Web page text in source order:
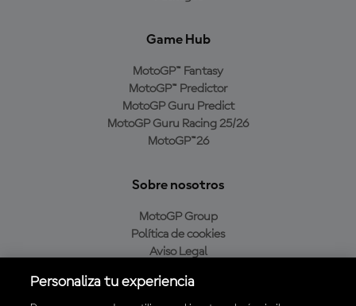
Game Hub
MotoGP™ Fantasy
MotoGP™ Predictor
MotoGP Guru Predict
MotoGP Guru Racing 25/26
MotoGP™26
Sobre nosotros
MotoGP Group
Política de cookies
Aviso Legal
Política de compra
Personaliza tu experiencia